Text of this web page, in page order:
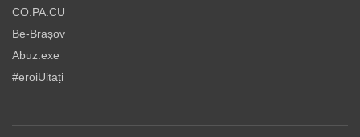
CO.PA.CU
Be-Brașov
Abuz.exe
#eroiUitați